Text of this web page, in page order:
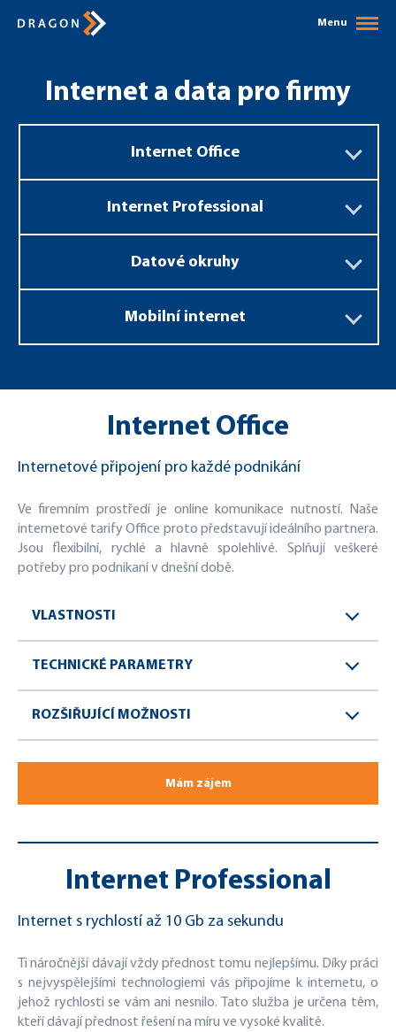
Menu
Internet a data pro firmy
Internet Office
Internet Professional
Datové okruhy
Mobilní internet
Internet Office
Internetové připojení pro každé podnikání
Ve firemním prostředí je online komunikace nutností. Naše
internetové tarify Office proto představují ideálního partnera.
Jsou flexibilní, rychlé a hlavně spolehlivé. Splňují veškeré
potřeby pro podnikaní v dnešní době.
VLASTNOSTI
TECHNICKÉ PARAMETRY
ROZŠIŘUJÍCÍ MOŽNOSTI
Mám zájem
Internet Professional
Internet s rychlostí až 10 Gb za sekundu
Ti náročnější dávají vždy přednost tomu nejlepšímu. Díky práci
s nejvyspělejšími technologiemi vás připojíme k internetu, o
jehož rychlosti se vám ani nesnilo. Tato služba je určena těm,
kteří dávají přednost řešení na míru ve vysoké kvalitě.